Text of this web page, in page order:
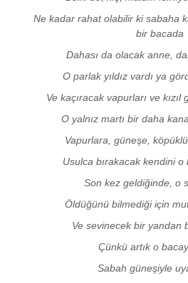
Ne kadar rahat olabilir ki sabaha
bir bacada
Dahası da olacak anne,
O parlak yıldız vardı ya
Ve kaçıracak vapurları ve
O yalnız martı bir daha
Vapurlara, güneşe,
Usulca bırakacak kendini o
Son kez geldiğinde, o
Öldüğünü bilmediği için
Ve sevinecek bir yandan
Çünkü artık o
Sabah güneşiyle